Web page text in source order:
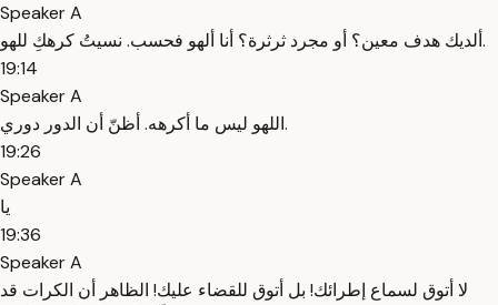
Speaker A
ألديك هدف معين؟ أو مجرد ثرثرة؟ أنا ألهو فحسب. نسيتُ كرهكِ للهو.
19:14
Speaker A
اللهو ليس ما أكرهه. أظنّ أن الدور دوري.
19:26
Speaker A
يا
19:36
Speaker A
‫لا أتوق لسماع إطرائك! ‫بل أتوق للقضاء عليك! ‫الظاهر أن الكرات قد